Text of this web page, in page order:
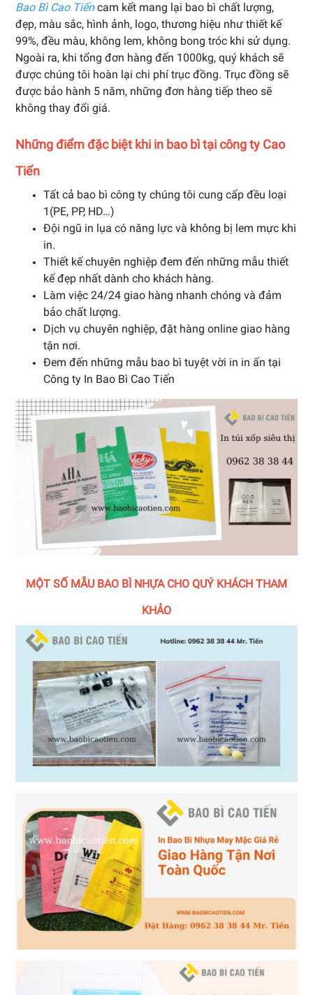
Bao Bì Cao Tiếncam kết mang lại bao bì chất lượng,
đẹp, màu sắc, hình ảnh, logo, thương hiệu như thiết kế
99%, đều màu, không lem, không bong tróc khi sử dụng.
Ngoài ra, khi tổng đơn hàng đến 1000kg, quý khách sẽ
được chúng tôi hoàn lại chi phí trục đồng. Trục đồng sẽ
được bảo hành 5 năm, những đơn hàng tiếp theo sẽ
không thay đổi giá.
Những điểm đặc biệt khi in bao bì tại công ty Cao
Tiến
Tất cả bao bì công ty chúng tôi cung cấp đều loại
1(PE, PP, HD…)
Đội ngũ in lụa có năng lực và không bị lem mực khi
in.
Thiết kế chuyên nghiệp đem đến những mẫu thiết
kế đẹp nhất dành cho khách hàng.
Làm việc 24/24 giao hàng nhanh chóng và đảm
bảo chất lượng.
Dịch vụ chuyên nghiệp, đặt hàng online giao hàng
tận nơi.
Đem đến những mẫu bao bì tuyệt vời in in ấn tại
Công ty In Bao Bì Cao Tiến
MỘT SỐ MẪU BAO BÌ NHỰA CHO QUÝ KHÁCH THAM
KHẢO